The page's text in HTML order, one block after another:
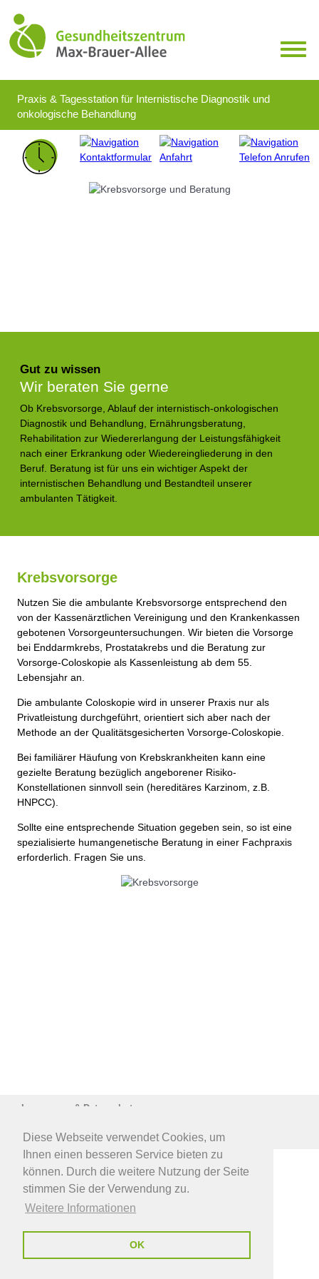
Diese Webseite verwendet Cookies, um
Ihnen einen besseren Service bieten zu
können. Durch die weitere Nutzung der Seite
stimmen Sie der Verwendung zu.
Weitere Informationen
OK
Praxis & Tagesstation für Internistische Diagnostik und
onkologische Behandlung
Gut zu wissen
Wir beraten Sie gerne
Ob Krebsvorsorge, Ablauf der internistisch-onkologischen
Diagnostik und Behandlung, Ernährungsberatung,
Rehabilitation zur Wiedererlangung der Leistungsfähigkeit
nach einer Erkrankung oder Wiedereingliederung in den
Beruf. Beratung ist für uns ein wichtiger Aspekt der
internistischen Behandlung und Bestandteil unserer
ambulanten Tätigkeit.
Krebsvorsorge
Nutzen Sie die ambulante Krebsvorsorge entsprechend den
von der Kassenärztlichen Vereinigung und den Krankenkassen
gebotenen Vorsorgeuntersuchungen. Wir bieten die Vorsorge
bei Enddarmkrebs, Prostatakrebs und die Beratung zur
Vorsorge-Coloskopie als Kassenleistung ab dem 55.
Lebensjahr an.
Die ambulante Coloskopie wird in unserer Praxis nur als
Privatleistung durchgeführt, orientiert sich aber nach der
Methode an der Qualitätsgesicherten Vorsorge-Coloskopie.
Bei familiärer Häufung von Krebskrankheiten kann eine
gezielte Beratung bezüglich angeborener Risiko-
Konstellationen sinnvoll sein (hereditäres Karzinom, z.B.
HNPCC).
Sollte eine entsprechende Situation gegeben sein, so ist eine
spezialisierte humangenetische Beratung in einer Fachpraxis
erforderlich. Fragen Sie uns.
Impressum & Datenschutz
© 2020 Gesundheitszentrum Max-Brauer-Allee